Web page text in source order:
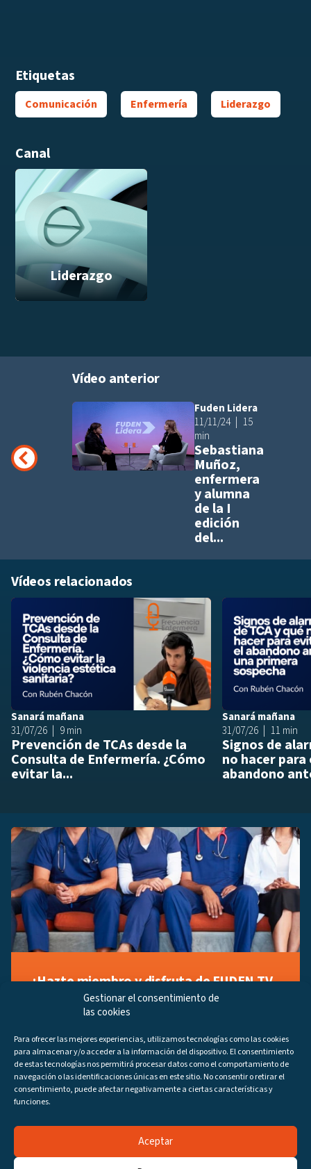
Gestionar el consentimiento de
las cookies
Para ofrecer las mejores experiencias, utilizamos tecnologías como las cookies
para almacenar y/o acceder a la información del dispositivo. El consentimiento
de estas tecnologías nos permitirá procesar datos como el comportamiento de
navegación o las identificaciones únicas en este sitio. No consentir o retirar el
consentimiento, puede afectar negativamente a ciertas características y
funciones.
Aceptar
Etiquetas
Comunicación Enfermería Liderazgo
Canal
Liderazgo
Vídeo anterior
Añadir a
Fuden Lidera
11/11/24
15
min
Sebastiana
Muñoz,
enfermera
y alumna
de la I
edición
del...
Vídeos relacionados
Añadir a
Sanará mañana
31/07/26
9 min
Prevención de TCAs desde la
Consulta de Enfermería. ¿Cómo
evitar la...
Sanará mañana
31/07/26
11 min
Signos de
no hacer
abandono
¡Hazte miembro y disfruta de FUDEN TV
a tu manera!
Regístrate ahora gratuitamente y marca tus videos
los últimos programas disponibles.
Regístrate ahora
Canales Programas DIRECTO